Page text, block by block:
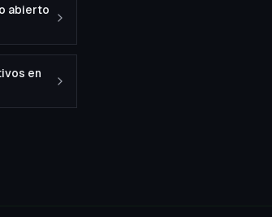
abierto
en